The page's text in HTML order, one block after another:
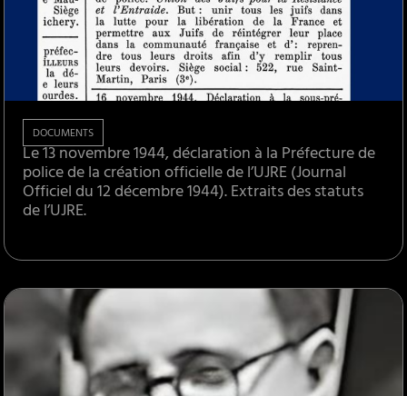
DOCUMENTS
Le 13 novembre 1944, déclaration à la Préfecture de
police de la création officielle de l’UJRE (Journal
Officiel du 12 décembre 1944). Extraits des statuts
de l’UJRE.